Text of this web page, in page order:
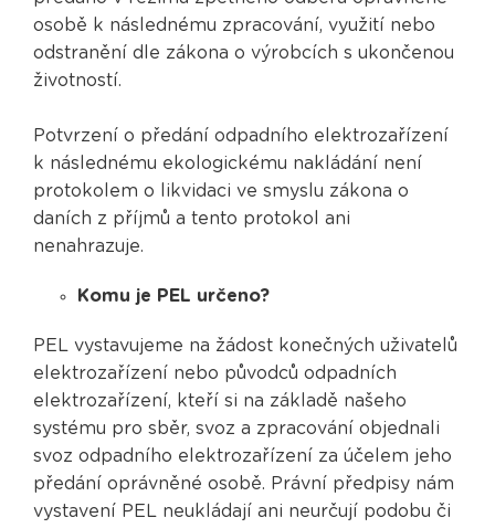
osobě k následnému zpracování, využití nebo
odstranění dle zákona o výrobcích s ukončenou
životností.
Potvrzení o předání odpadního elektrozařízení
k následnému ekologickému nakládání není
protokolem o likvidaci ve smyslu zákona o
daních z příjmů a tento protokol ani
nenahrazuje.
Komu je PEL určeno?
PEL vystavujeme na žádost konečných uživatelů
elektrozařízení nebo původců odpadních
elektrozařízení, kteří si na základě našeho
systému pro sběr, svoz a zpracování objednali
svoz odpadního elektrozařízení za účelem jeho
předání oprávněné osobě. Právní předpisy nám
vystavení PEL neukládají ani neurčují podobu či